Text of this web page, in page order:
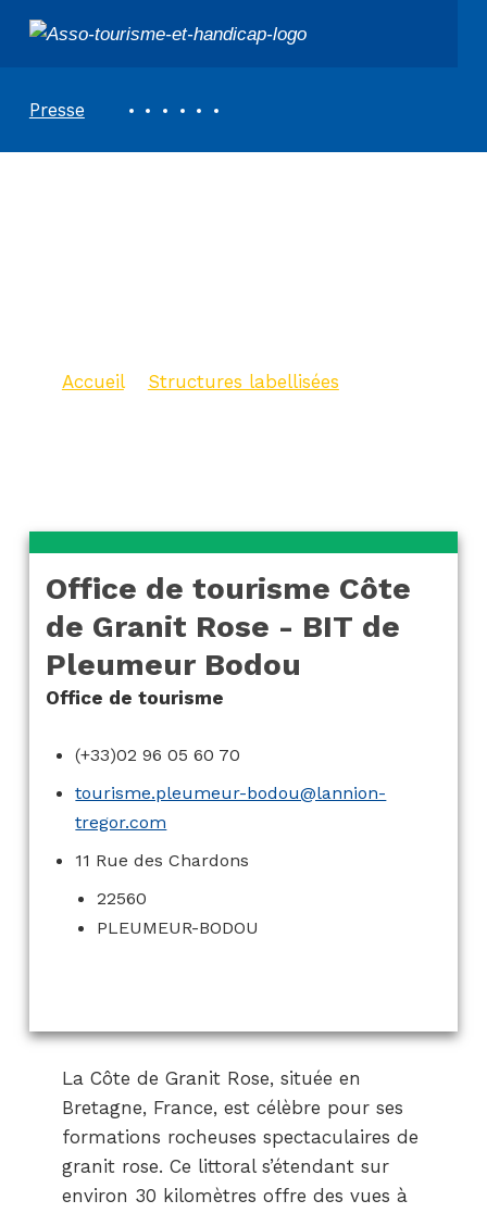
ASSOCIATION TOURISME ET HANDICAPS
Presse
Accueil> Structures labellisées
Office de tourisme Côte
de Granit Rose - BIT de
Pleumeur Bodou
Office de tourisme
(+33)02 96 05 60 70
tourisme.pleumeur-bodou@lannion-
tregor.com
11 Rue des Chardons
22560
PLEUMEUR-BODOU
La Côte de Granit Rose, située en
Bretagne, France, est célèbre pour ses
formations rocheuses spectaculaires de
granit rose. Ce littoral s’étendant sur
environ 30 kilomètres offre des vues à